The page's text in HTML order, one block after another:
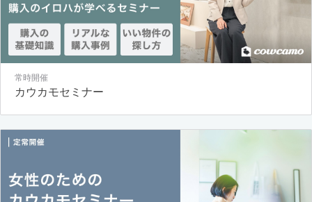
常時開催
カウカモセミナー